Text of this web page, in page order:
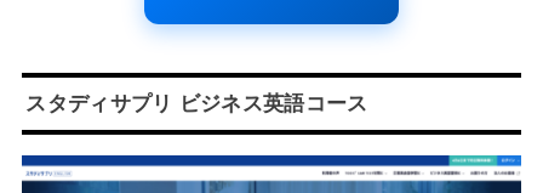
スタディサプリ ビジネス英語コース